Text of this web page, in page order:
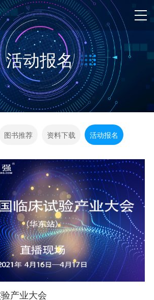
活动报名
图书推荐 资料下载 活动报名
产业大会